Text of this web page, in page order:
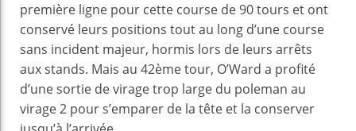
première ligne pour cette course de 90 tours et ont
conservé leurs positions tout au long d’une course
sans incident majeur, hormis lors de leurs arrêts
aux stands. Mais au 42ème tour, O’Ward a profité
d’une sortie de virage trop large du poleman au
virage 2 pour s’emparer de la tête et la conserver